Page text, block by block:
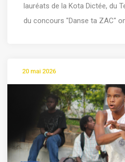
lauréats de la Kota Dictée, du
du concours "Danse ta ZAC"
20 mai 2026